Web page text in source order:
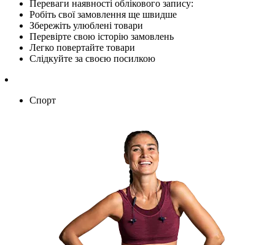
Переваги наявності облікового запису:
Робіть свої замовлення ще швидше
Збережіть улюблені товари
Перевірте свою історію замовлень
Легко повертайте товари
Слідкуйте за своєю посилкою
Спорт